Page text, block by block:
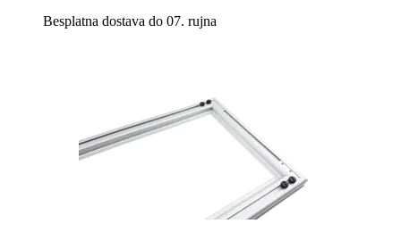
Besplatna dostava do 07. rujna